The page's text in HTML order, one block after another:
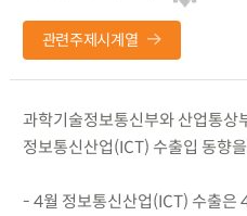
관련주제시계열
과학기술정보통신부와 산업통
정보통신산업(ICT) 수출입 동향
- 4월 정보통신산업(ICT) 수출